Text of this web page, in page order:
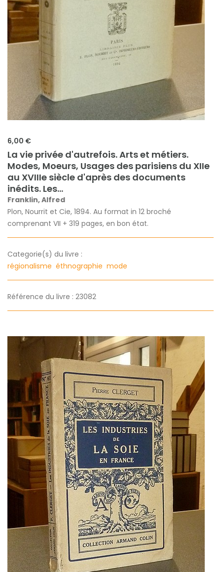
6,00 €
La vie privée d'autrefois. Arts et métiers.
Modes, Moeurs, Usages des parisiens du XIIe
au XVIIIe siècle d'après des documents
inédits. Les...
Franklin, Alfred
Plon, Nourrit et Cie, 1894. Au format in 12 broché
comprenant VII + 319 pages, en bon état.
Categorie(s) du livre :
régionalisme éthnographie mode
Référence du livre : 23082